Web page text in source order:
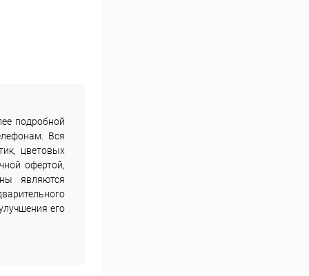
подробной
Вся
цветовых
офертой,
являются
его